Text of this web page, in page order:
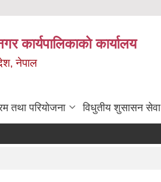
कार्यपालिकाकाे कार्यालय
नेपाल
तथा परियोजना विधुतीय शुसासन सेवा